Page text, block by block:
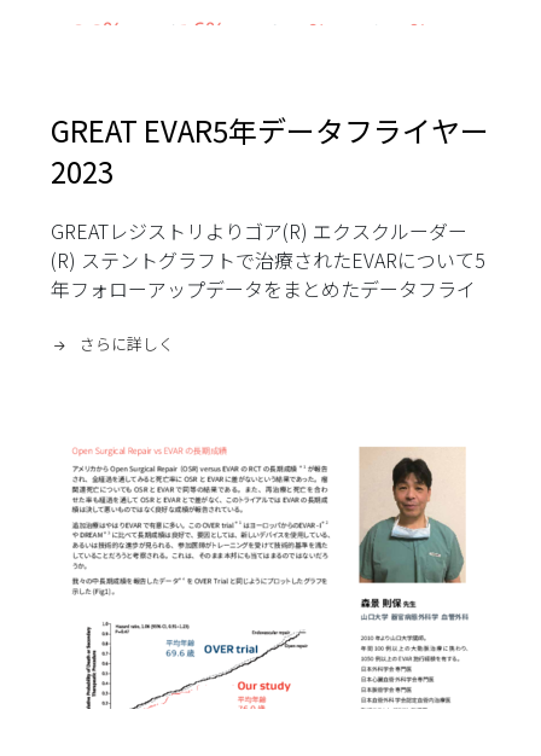
GREAT EVAR5年データフライヤー
2023
GREATレジストリよりゴア(R) エクスクルーダー
(R) ステントグラフトで治療されたEVARについて5
年フォローアップデータをまとめたデータフライ
さらに詳しく